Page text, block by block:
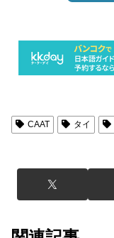
CAAT タイ